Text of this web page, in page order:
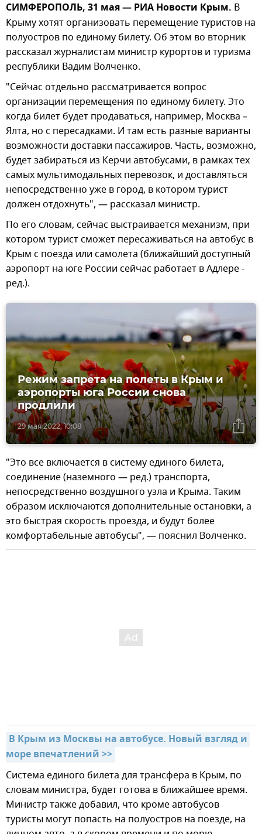
СИМФЕРОПОЛЬ, 31 мая — РИА Новости Крым. В
Крыму хотят организовать перемещение туристов на
полуостров по единому билету. Об этом во вторник
рассказал журналистам министр курортов и туризма
республики Вадим Волченко.
"Сейчас отдельно рассматривается вопрос
организации перемещения по единому билету. Это
когда билет будет продаваться, например, Москва –
Ялта, но с пересадками. И там есть разные варианты
возможности доставки пассажиров. Часть, возможно,
будет забираться из Керчи автобусами, в рамках тех
самых мультимодальных перевозок, и доставляться
непосредственно уже в город, в котором турист
должен отдохнуть", — рассказал министр.
По его словам, сейчас выстраивается механизм, при
котором турист сможет пересаживаться на автобус в
Крым с поезда или самолета (ближайший доступный
аэропорт на юге России сейчас работает в Адлере -
ред.).
29 мая 2022, 10:08
Режим запрета на полеты в Крым и
аэропорты юга России снова
продлили
"Это все включается в систему единого билета,
соединение (наземного — ред.) транспорта,
непосредственно воздушного узла и Крыма. Таким
образом исключаются дополнительные остановки, а
это быстрая скорость проезда, и будут более
комфортабельные автобусы", — пояснил Волченко.
В Крым из Москвы на автобусе. Новый взгляд и
море впечатлений >>
Система единого билета для трансфера в Крым, по
словам министра, будет готова в ближайшее время.
Министр также добавил, что кроме автобусов
туристы могут попасть на полуостров на поезде, на